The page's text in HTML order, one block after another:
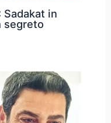
Sadakat in
segreto